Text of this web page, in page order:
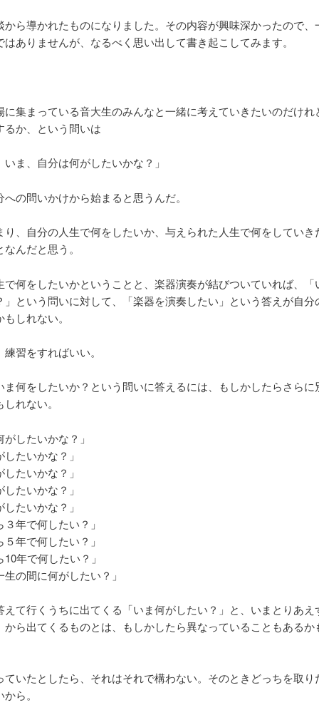
から導かれたものになりました。その内容が興味深かったので、
はありませんが、なるべく思い出して書き起こしてみます。
に集まっている音大生のみんなと一緒に考えていきたいのだけれ
るか、という問いは
ま、自分は何がしたいかな？」
の問いかけから始まると思うんだ。
り、自分の人生で何をしたいか、与えられた人生で何をしていき
んだと思う。
で何をしたいかということと、楽器演奏が結びついていれば、「
」という問いに対して、「楽器を演奏したい」という答えが自分
しれない。
習をすればいい。
ま何をしたいか？という問いに答えるには、もしかしたらさらに
れない。
したいかな？」
たいかな？」
たいかな？」
たいかな？」
たいかな？」
年で何したい？」
年で何したい？」
年で何したい？」
の間に何がしたい？」
えて行くうちに出てくる「いま何がしたい？」と、いまとりあえ
から出てくるものとは、もしかしたら異なっていることもあるか
ていたとしたら、それはそれで構わない。そのときどっちを取り
ら。